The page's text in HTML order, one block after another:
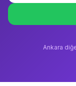
Ankara